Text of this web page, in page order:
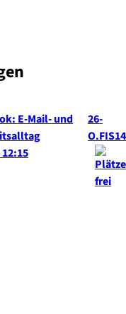
E-Mail- und
26-
O.FIS14
12:15